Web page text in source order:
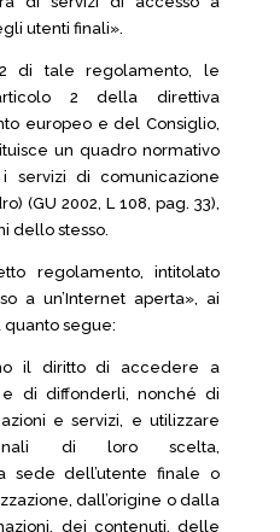
utenti finali».
di tale regolamento, le
2 della direttiva
europeo e del Consiglio,
un quadro normativo
di comunicazione
(GU 2002, L 108, pag. 33),
dello stesso.
regolamento, intitolato
a un’Internet aperta», ai
quanto segue:
il diritto di accedere a
di diffonderli, nonché di
e servizi, e utilizzare
di loro scelta,
sede dell’utente finale o
dall’origine o dalla
dei contenuti, delle